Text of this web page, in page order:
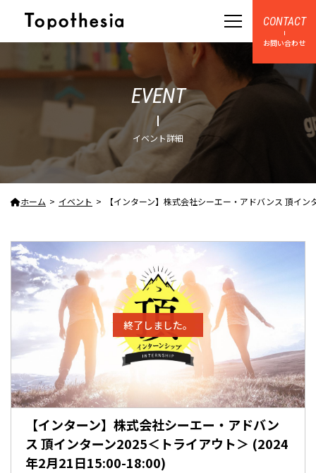
CONTACT
お問い合わせ
EVENT
イベント詳細
ホーム イベント 【インターン】株式会社シーエー・アドバンス 頂イ
終了しました。
【インターン】株式会社シーエー・アドバン
ス 頂インターン2025＜トライアウト＞ (2024
年2月21日15:00-18:00)